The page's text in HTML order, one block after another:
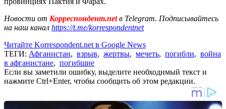
Новости от Корреспондент.netв Telegram. Подписывайтесь
на наш канал https://t.me/korrespondentnet
Читайте Korrespondent.net в Google News
ТЕГИ: Афганистан, взрыв, жертвы, мечеть, погибли, война
в афганистане, погибшие
Если вы заметили ошибку, выделите необходимый текст и
нажмите Ctrl+Enter, чтобы сообщить об этом редакции.